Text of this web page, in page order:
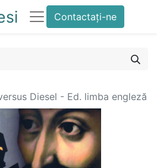
Contactați-ne
Diesel - Ed. limba engleză